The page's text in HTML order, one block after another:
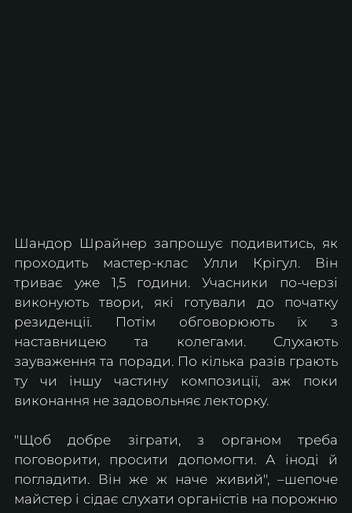
Шандор Шрайнер запрошує подивитись, як
проходить мастер-клас Улли Крігул. Він
триває уже 1,5 години. Учасники по-черзі
виконують твори, які готували до початку
резиденції. Потім обговорюють їх з
наставницею та колегами. Слухають
зауваження та поради. По кілька разів грають
ту чи іншу частину композиції, аж поки
виконання не задовольняє лекторку.
"Щоб добре зіграти, з органом треба
поговорити, просити допомогти. А іноді й
погладити. Він же ж наче живий", –шепоче
майстер і сідає слухати органістів на порожню